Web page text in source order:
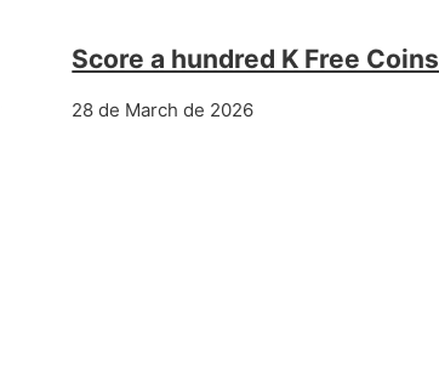
Score a hundred K Free Coins
28 de March de 2026